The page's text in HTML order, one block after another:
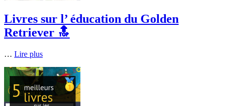
Livres sur l’ éducation du Golden
Retriever 🔝
… Lire plus